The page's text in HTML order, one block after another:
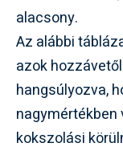
alacsony.
Az alábbi
azok
hangsúlyozva,
nagymértékben
kokszolási